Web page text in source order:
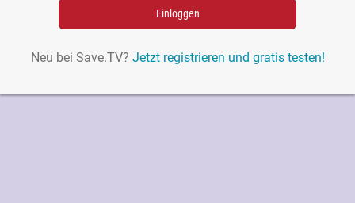
Einloggen
Neu bei Save.TV? Jetzt registrieren und gratis testen!